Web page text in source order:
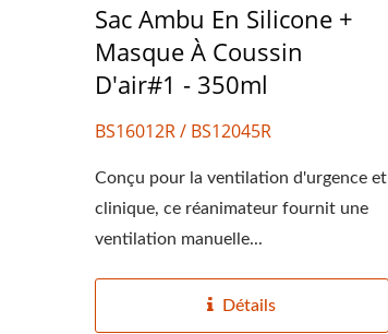
Sac Ambu En Silicone +
Masque À Coussin
D'air#1 - 350ml
BS16012R / BS12045R
Conçu pour la ventilation d'urgence et
clinique, ce réanimateur fournit une
ventilation manuelle...
Détails